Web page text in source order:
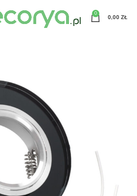
0
0,00 ZŁ